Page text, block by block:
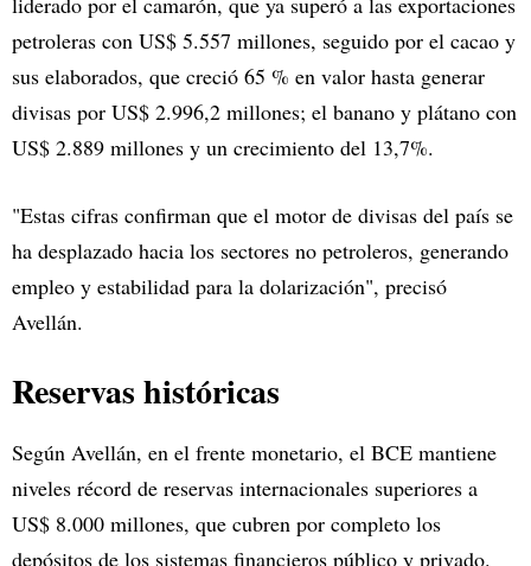
petroleras con US$ 5.557 millones, seguido por el cacao y
sus elaborados, que creció 65 % en valor hasta generar
divisas por US$ 2.996,2 millones; el banano y plátano con
US$ 2.889 millones y un crecimiento del 13,7%.
"Estas cifras confirman que el motor de divisas del país se
ha desplazado hacia los sectores no petroleros, generando
empleo y estabilidad para la dolarización", precisó
Avellán.
Reservas históricas
Según Avellán, en el frente monetario, el BCE mantiene
niveles récord de reservas internacionales superiores a
US$ 8.000 millones, que cubren por completo los
depósitos de los sistemas financieros público y privado.